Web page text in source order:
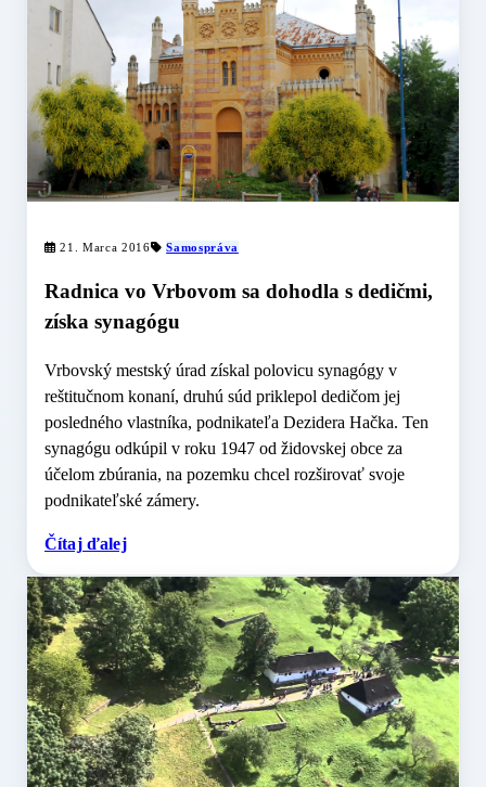
21. Marca 2016 Samospráva
Radnica vo Vrbovom sa dohodla s dedičmi,
získa synagógu
Vrbovský mestský úrad získal polovicu synagógy v
reštitučnom konaní, druhú súd priklepol dedičom jej
posledného vlastníka, podnikateľa Dezidera Hačka. Ten
synagógu odkúpil v roku 1947 od židovskej obce za
účelom zbúrania, na pozemku chcel rozširovať svoje
podnikateľské zámery.
Čítaj ďalej